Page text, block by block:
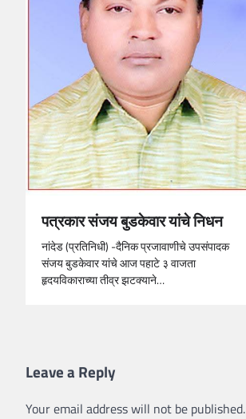
पत्रकार संजय बुडकेवार यांचे निधन
नांदेड (प्रतिनिधी) -दैनिक प्रजावाणीचे उपसंपादक
संजय बुडकेवार यांचे आज पहाटे ३ वाजता
हृदयविकाराच्या तीव्र झटक्याने…
Leave a Reply
Your email address will not be published.